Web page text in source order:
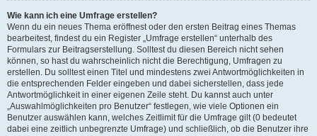
Wie kann ich eine Umfrage erstellen?
Wenn du ein neues Thema eröffnest oder den ersten Beitrag eines Themas
bearbeitest, findest du ein Register „Umfrage erstellen“ unterhalb des
Formulars zur Beitragserstellung. Solltest du diesen Bereich nicht sehen
können, so hast du wahrscheinlich nicht die Berechtigung, Umfragen zu
erstellen. Du solltest einen Titel und mindestens zwei Antwortmöglichkeiten in
die entsprechenden Felder eingeben und dabei sicherstellen, dass jede
Antwortmöglichkeit in einer eigenen Zeile steht. Du kannst auch unter
„Auswahlmöglichkeiten pro Benutzer“ festlegen, wie viele Optionen ein
Benutzer auswählen kann, welches Zeitlimit für die Umfrage gilt (0 bedeutet
dabei eine zeitlich unbegrenzte Umfrage) und schließlich, ob die Benutzer ihre